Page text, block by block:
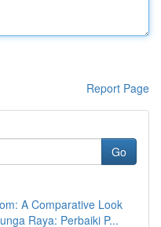
Report Page
Go
A Comparative Look
Raya: Perbaiki P...